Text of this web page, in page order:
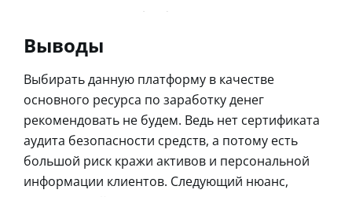
Выводы
Выбирать данную платформу в качестве
основного ресурса по заработку денег
рекомендовать не будем. Ведь нет сертификата
аудита безопасности средств, а потому есть
большой риск кражи активов и персональной
информации клиентов. Следующий нюанс,